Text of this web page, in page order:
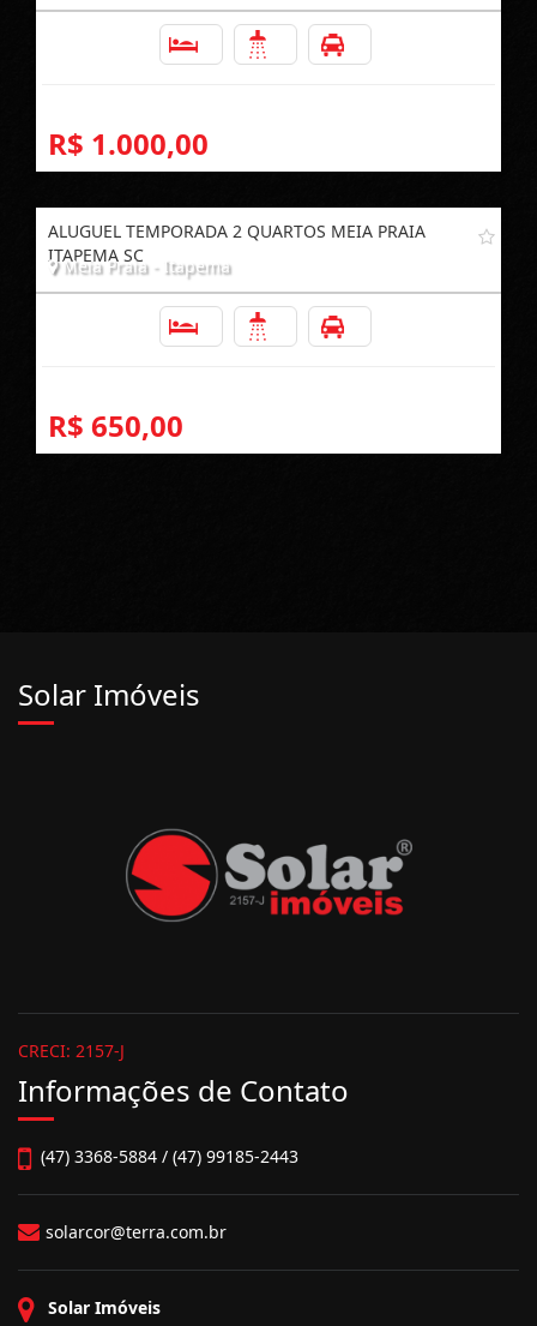
R$ 1.000,00
ALUGUEL TEMPORADA 2 QUARTOS MEIA PRAIA
ITAPEMA SC
Meia Praia - Itapema
R$ 650,00
Solar Imóveis
CRECI: 2157-J
Informações de Contato
(47) 3368-5884 / (47) 99185-2443
solarcor@terra.com.br
Solar Imóveis